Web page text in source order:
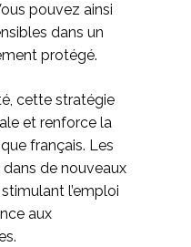
pouvez ainsi
dans un
protégé.
cette stratégie
et renforce la
français. Les
de nouveaux
l’emploi
aux